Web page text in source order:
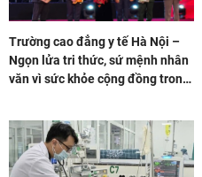
Trường cao đẳng y tế Hà Nội –
Ngọn lửa tri thức, sứ mệnh nhân
văn vì sức khỏe cộng đồng trong